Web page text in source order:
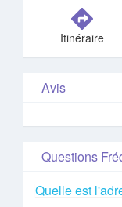
Itinéraire
Avis
Questions
Quelle est